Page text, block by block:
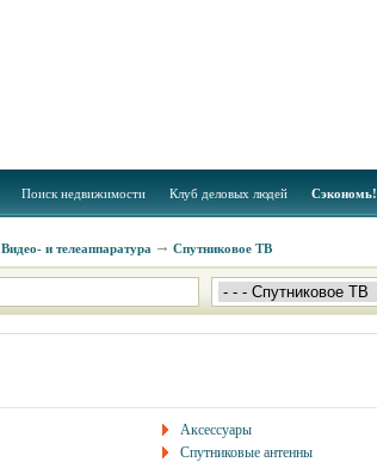
Поиск недвижимости Клуб деловых людей Сэкономь!
Видео- и телеаппаратура Спутниковое ТВ
Аксессуары
Спутниковые антенны